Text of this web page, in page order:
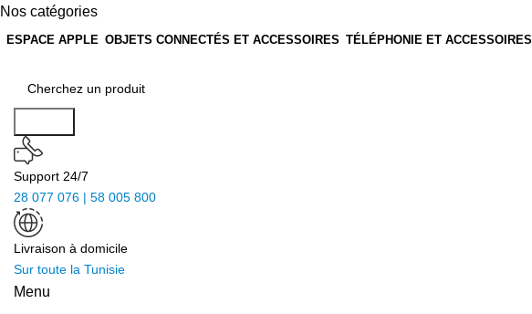
Nos catégories
ESPACE APPLE OBJETS CONNECTÉS ET ACCESSOIRES TÉLÉPHONIE ET ACCESSOIRES
Support 24/7
28 077 076 | 58 005 800
Livraison à domicile
Sur toute la Tunisie
Menu